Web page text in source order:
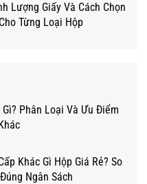
Lượng Giấy Và Cách Chọn
Từng Loại Hộp
Phân Loại Và Ưu Điểm
Khác Gì Hộp Giá Rẻ? So
Ngân Sách